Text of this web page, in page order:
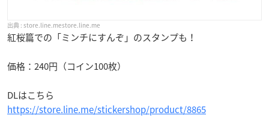
store.line.mestore.line.me
紅桜篇での「ミンチにすんぞ」のスタンプも！
価格：240円（コイン100枚）
DLはこちら
https://store.line.me/stickershop/product/8865